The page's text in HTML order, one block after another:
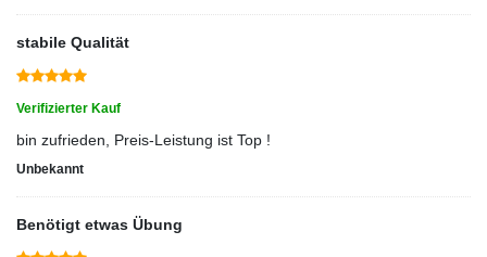
stabile Qualität
Verifizierter Kauf
bin zufrieden, Preis-Leistung ist Top !
Unbekannt
Benötigt etwas Übung